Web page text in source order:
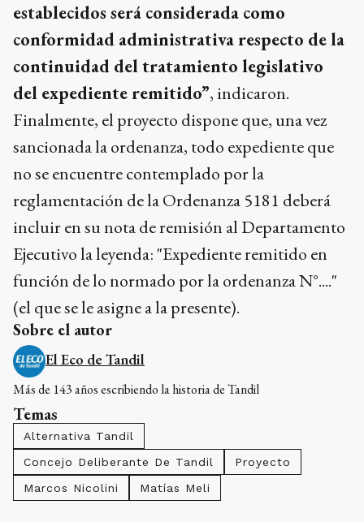
establecidos será considerada como
conformidad administrativa respecto de la
continuidad del tratamiento legislativo
del expediente remitido”, indicaron.
Finalmente, el proyecto dispone que, una vez
sancionada la ordenanza, todo expediente que
no se encuentre contemplado por la
reglamentación de la Ordenanza 5181 deberá
incluir en su nota de remisión al Departamento
Ejecutivo la leyenda: "Expediente remitido en
función de lo normado por la ordenanza N°...."
(el que se le asigne a la presente).
Sobre el autor
El Eco de Tandil
Más de 143 años escribiendo la historia de Tandil
Temas
Alternativa Tandil
Concejo Deliberante De Tandil
Proyecto
Marcos Nicolini
Matías Meli